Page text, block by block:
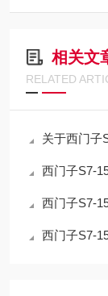
相关文
RELATED
关于西门子
西门子S7-
西门子S7-
西门子S7-